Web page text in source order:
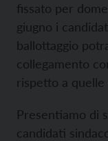
fissato per
giugno i
ballottaggio
collegamento
rispetto a
Presentiamo di
candidati